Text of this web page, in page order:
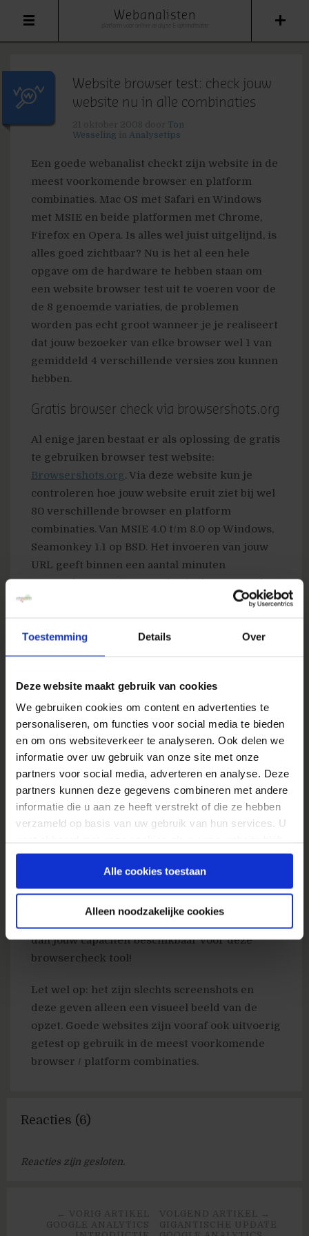
Toestemming Details Over
Deze website maakt gebruik van cookies
We gebruiken cookies om content en advertenties te
personaliseren, om functies voor social media te bieden
en om ons websiteverkeer te analyseren. Ook delen we
informatie over uw gebruik van onze site met onze
partners voor social media, adverteren en analyse. Deze
partners kunnen deze gegevens combineren met andere
informatie die u aan ze heeft verstrekt of die ze hebben
verzameld op basis van uw gebruik van hun services. U
gebruiken.
Alle cookies toestaan
Alleen noodzakelijke cookies
Webanalisten
Website browser test: check jouw
website nu in alle combinaties
Ton
Wesseling
Analysetips
Een goede webanalist checkt zijn website in de
meest voorkomende browser en platform
combinaties. Mac OS met Safari en Windows
met MSIE en beide platformen met Chrome,
Firefox en Opera. Is alles wel juist uitgelijnd, is
alles goed zichtbaar? Nu is het al een hele
opgave om de hardware te hebben staan om
een website browser test uit te voeren voor de
de 8 genoemde variaties, de problemen
worden pas echt groot wanneer je je realiseert
dat jouw bezoeker van elke browser wel 1 van
gemiddeld 4 verschillende versies zou kunnen
hebben.
Gratis browser check via browsershots.org
Al enige jaren bestaat er als oplossing de gratis
te gebruiken browser test website:
Browsershots.org. Via deze website kun je
controleren hoe jouw website eruit ziet bij wel
80 verschillende browser en platform
combinaties. Van MSIE 4.0 t/m 8.0 op Windows,
Seamonkey 1.1 op BSD. Het invoeren van jouw
URL geeft binnen een aantal minuten
screenshots van jouw pagina in de gevraagde
browser en platform combinatie(s).
Handige tool met een mooi principe erachter.
De screenshots worden gemaakt door een
cluster van PC’s die hiervoor worden
aangeboden door de gebruikers van dezelfde
dan jouw capaciteit beschikbaar voor deze
browsercheck tool!
Let wel op: het zijn slechts screenshots en
deze geven alleen een visueel beeld van de
opzet. Goede websites zijn vooraf ook uitvoerig
getest op gebruik in de meest voorkomende
browser / platform combinaties.
Reacties (6)
Reacties zijn gesloten.
VOLGEND ARTIKEL →
GIGANTISCHE UPDATE
← VORIG ARTIKEL
GOOGLE ANALYTICS